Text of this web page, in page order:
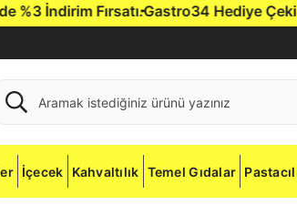
İndirim Fırsatı.Gastro34 Hediye Çeki ile
İçecek Kahvaltılık Temel Gıdalar